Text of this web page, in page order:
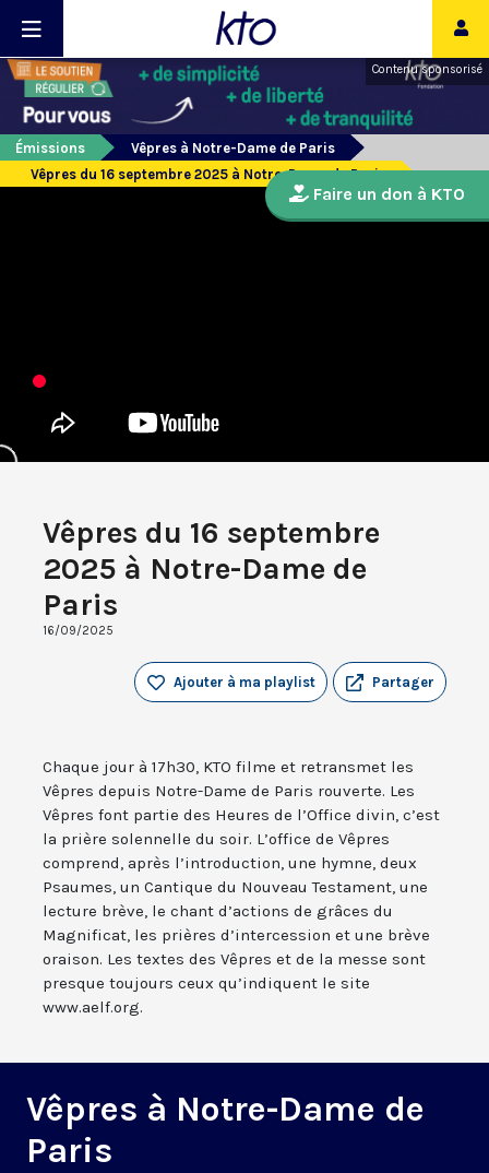
Contenu sponsorisé
Émissions
Vêpres à Notre-Dame de Paris
Vêpres du 16 septembre 2025 à Notre-Dame de Paris
Vêpres du 16 septembre
2025 à Notre-Dame de
Paris
16/09/2025
Partager
Ajouter à ma playlist
Chaque jour à 17h30, KTO filme et retransmet les
Vêpres depuis Notre-Dame de Paris rouverte. Les
Vêpres font partie des Heures de l’Office divin, c’est
la prière solennelle du soir. L’office de Vêpres
comprend, après l’introduction, une hymne, deux
Psaumes, un Cantique du Nouveau Testament, une
lecture brève, le chant d’actions de grâces du
Magnificat, les prières d’intercession et une brève
oraison. Les textes des Vêpres et de la messe sont
presque toujours ceux qu’indiquent le site
www.aelf.org.
Vêpres à Notre-Dame de
Paris
Faire un don à KTO